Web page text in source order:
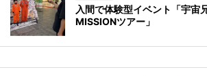
入間で体験型イベント「宇宙
MISSIONツアー」